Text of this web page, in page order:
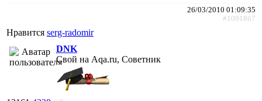
26/03/2010 01:09:35
#1091867
Нравится serg-radomir
DNK
Свой на Aqa.ru, Советник